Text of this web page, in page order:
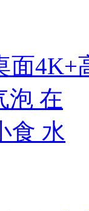
面4K+